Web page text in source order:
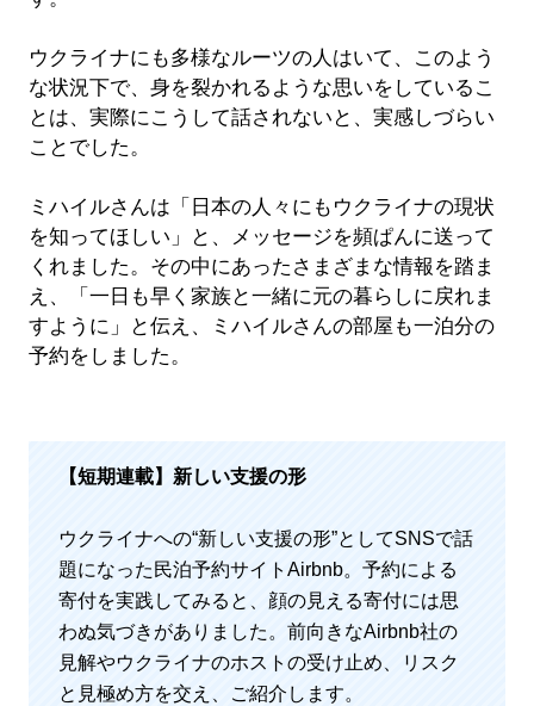
ウクライナにも多様なルーツの人はいて、このよう
な状況下で、身を裂かれるような思いをしているこ
とは、実際にこうして話されないと、実感しづらい
ことでした。
ミハイルさんは「日本の人々にもウクライナの現状
を知ってほしい」と、メッセージを頻ぱんに送って
くれました。その中にあったさまざまな情報を踏ま
え、「一日も早く家族と一緒に元の暮らしに戻れま
すように」と伝え、ミハイルさんの部屋も一泊分の
予約をしました。
【短期連載】新しい支援の形
ウクライナへの“新しい支援の形”としてSNSで話
題になった民泊予約サイトAirbnb。予約による
寄付を実践してみると、顔の見える寄付には思
わぬ気づきがありました。前向きなAirbnb社の
見解やウクライナのホストの受け止め、リスク
と見極め方を交え、ご紹介します。